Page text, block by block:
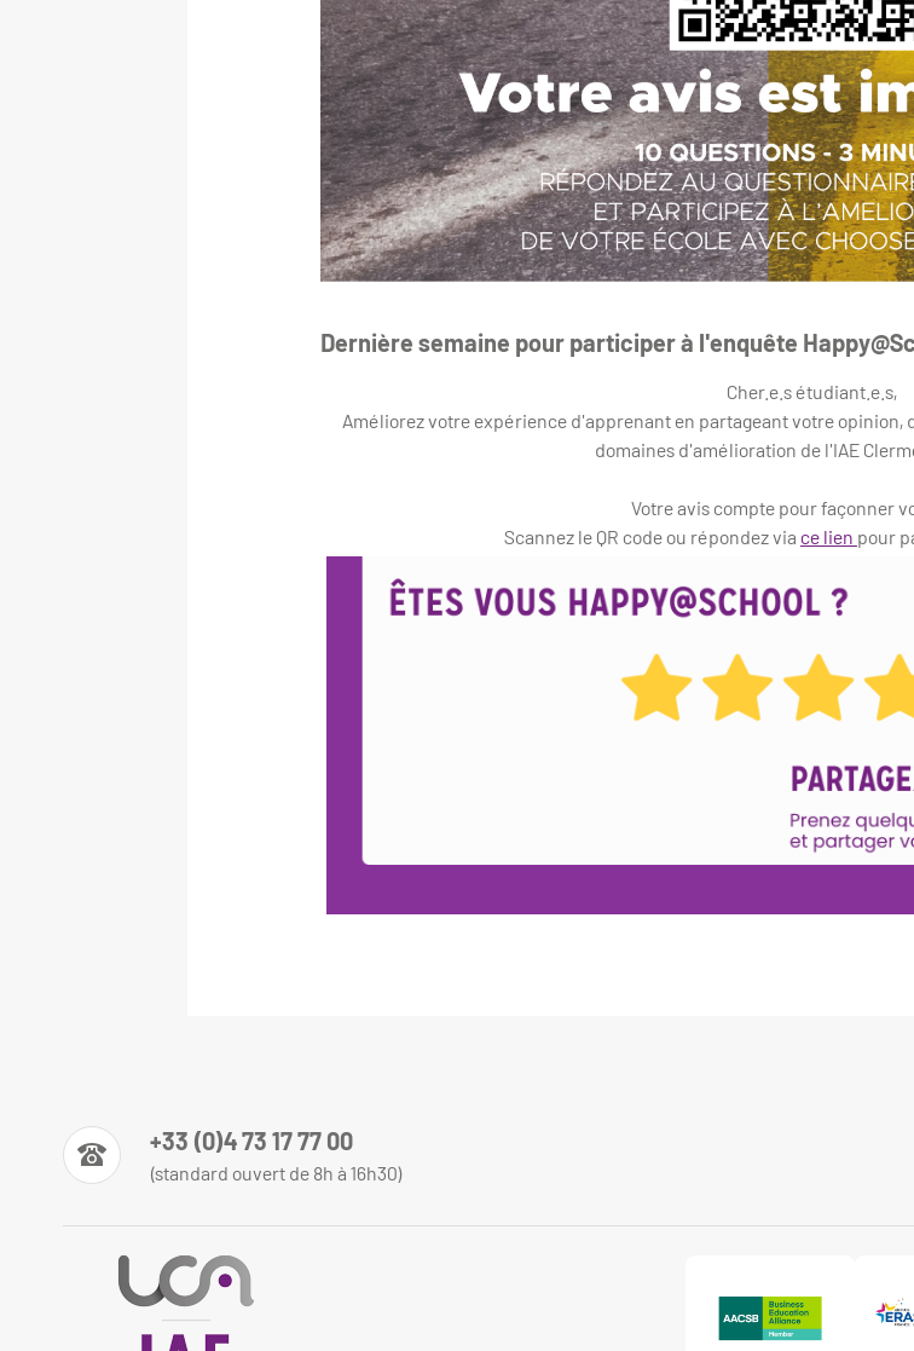
Dernière semaine pour participer à l'enquête
Cher.e.s étudiant.e.s,
Améliorez votre expérience d'apprenant en partageant votre opinion,
domaines d'amélioration de l'IAE
Votre avis compte pour façonner
Scannez le QR code ou répondez via ce lien pour
+33 (0)4 73 17 77 00
(standard ouvert de 8h à 16h30)